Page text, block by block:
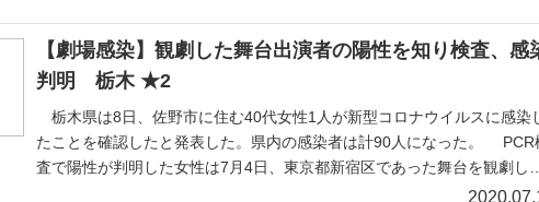
【劇場感染】観劇した舞台出演者の陽性を知り検査、感
判明 栃木 ★2
栃木県は8日、佐野市に住む40代女性1人が新型コロナウイルスに感染
たことを確認したと発表した。県内の感染者は計90人になった。 PCR検
査で陽性が判明した女性は7月4日、東京都新宿区であった舞台を観劇し、
日に38度台の発熱症状が出た。7日、舞台運営者がホームページ上で「出